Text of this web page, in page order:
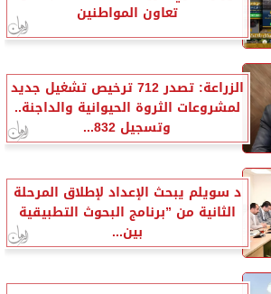
تعاون المواطنين
الزراعة: تصدر 712 ترخيص تشغيل جديد
لمشروعات الثروة الحيوانية والداجنة..
وتسجيل 832...
د سويلم يبحث الإعداد لإطلاق المرحلة
الثانية من ”برنامج البحوث التطبيقية
بين...